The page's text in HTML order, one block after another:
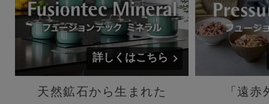
詳しくはこちら
天然鉱石から生まれた
「遠赤